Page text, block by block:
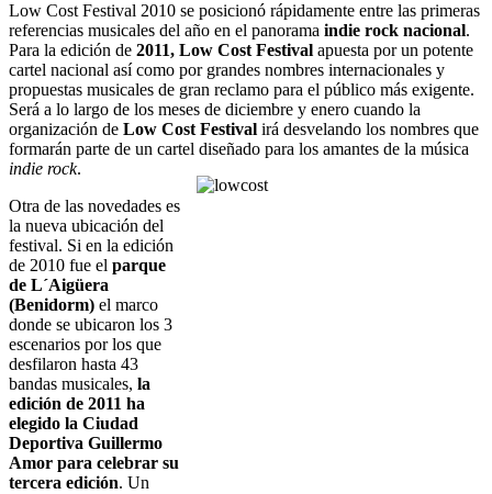
Low Cost Festival 2010 se posicionó rápidamente entre las primeras
referencias musicales del año en el panorama indie rock nacional.
Para la edición de 2011, Low Cost Festival apuesta por un potente
cartel nacional así como por grandes nombres internacionales y
propuestas musicales de gran reclamo para el público más exigente.
Será a lo largo de los meses de diciembre y enero cuando la
organización de Low Cost Festival irá desvelando los nombres que
formarán parte de un cartel diseñado para los amantes de la música
indie rock.
Otra de las novedades es
la nueva ubicación del
festival. Si en la edición
de 2010 fue el parque
de L´Aigüera
(Benidorm) el marco
donde se ubicaron los 3
escenarios por los que
desfilaron hasta 43
bandas musicales, la
edición de 2011 ha
elegido la Ciudad
Deportiva Guillermo
Amor para celebrar su
tercera edición. Un